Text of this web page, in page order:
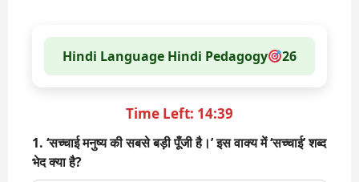
Hindi Language Hindi Pedagogy 26
Time Left: 14:39
1. ‘सच्चाई मनुष्य की सबसे बड़ी पूँजी है।’ इस वाक्य में ‘सच्चाई’ शब्द
भेद क्या है?